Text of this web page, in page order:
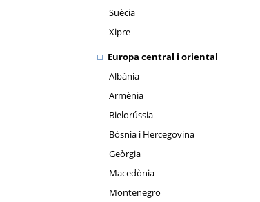
Suècia
Xipre
Europa central i oriental
Albània
Armènia
Bielorússia
Bòsnia i Hercegovina
Geòrgia
Macedònia
Montenegro